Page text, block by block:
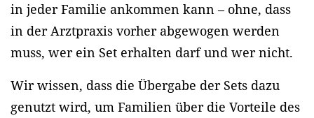
in jeder Familie ankommen kann – ohne, dass
in der Arztpraxis vorher abgewogen werden
muss, wer ein Set erhalten darf und wer nicht.
Wir wissen, dass die Übergabe der Sets dazu
genutzt wird, um Familien über die Vorteile des